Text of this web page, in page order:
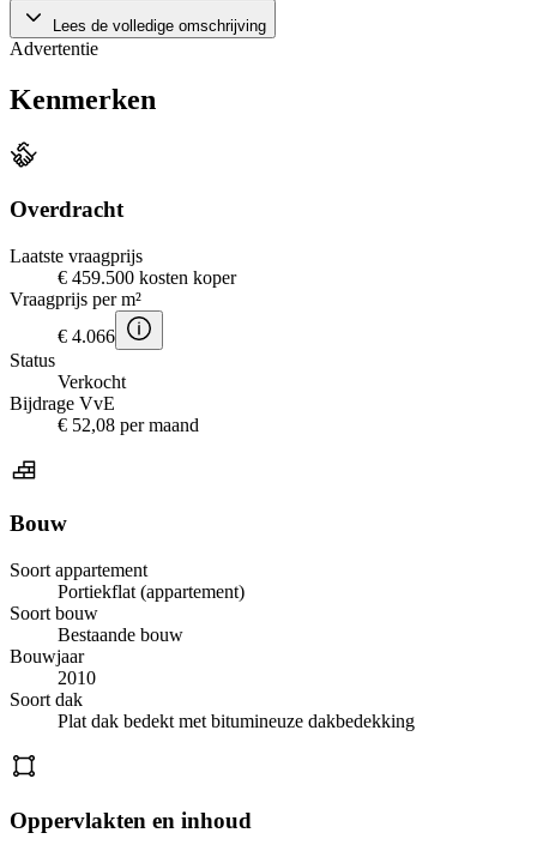
Lees de volledige omschrijving
Advertentie
Kenmerken
Overdracht
Laatste vraagprijs
€ 459.500 kosten koper
Vraagprijs per m²
€ 4.066
Status
Verkocht
Bijdrage VvE
€ 52,08 per maand
Bouw
Soort appartement
Portiekflat (appartement)
Soort bouw
Bestaande bouw
Bouwjaar
2010
Soort dak
Plat dak bedekt met bitumineuze dakbedekking
Oppervlakten en inhoud